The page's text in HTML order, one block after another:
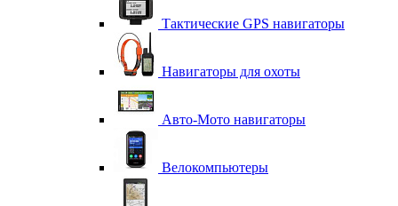
Тактические GPS навигаторы
Навигаторы для охоты
Авто-Мото навигаторы
Велокомпьютеры